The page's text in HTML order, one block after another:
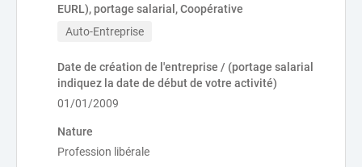
EURL), portage salarial, Coopérative
Auto-Entreprise
Date de création de l'entreprise / (portage salarial
indiquez la date de début de votre activité)
01/01/2009
Nature
Profession libérale